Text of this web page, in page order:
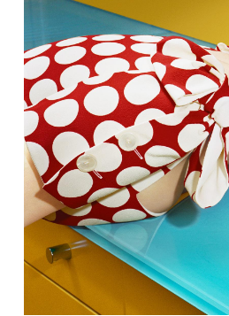
Subscribe to the
By sharing your details